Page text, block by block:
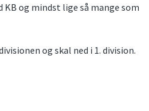
og mindst lige så mange som
og skal ned i 1. division.